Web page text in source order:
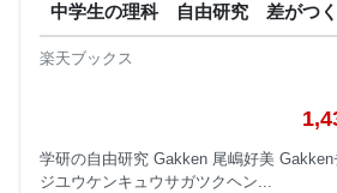
中学生の理科 自由研究 差がつく
楽天ブックス
学研の自由研究 Gakken 尾嶋好美
ジユウケンキュウサガツクヘン...